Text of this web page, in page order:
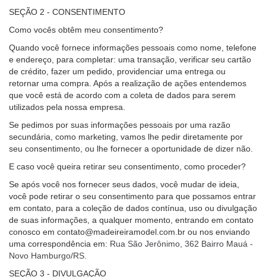
SEÇÃO 2 - CONSENTIMENTO
Como vocês obtêm meu consentimento?
Quando você fornece informações pessoais como nome, telefone
e endereço, para completar: uma transação, verificar seu cartão
de crédito, fazer um pedido, providenciar uma entrega ou
retornar uma compra. Após a realização de ações entendemos
que você está de acordo com a coleta de dados para serem
utilizados pela nossa empresa.
Se pedimos por suas informações pessoais por uma razão
secundária, como marketing, vamos lhe pedir diretamente por
seu consentimento, ou lhe fornecer a oportunidade de dizer não.
E caso você queira retirar seu consentimento, como proceder?
Se após você nos fornecer seus dados, você mudar de ideia,
você pode retirar o seu consentimento para que possamos entrar
em contato, para a coleção de dados contínua, uso ou divulgação
de suas informações, a qualquer momento, entrando em contato
conosco em contato@madeireiramodel.com.br ou nos enviando
uma correspondência em: Rua São Jerônimo, 362 Bairro Mauá -
Novo Hamburgo/RS.
SEÇÃO 3 - DIVULGAÇÃO